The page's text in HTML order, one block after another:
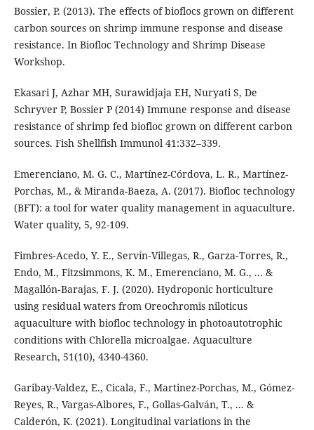
Bossier, P. (2013). The effects of bioflocs grown on different
carbon sources on shrimp immune response and disease
resistance. In Biofloc Technology and Shrimp Disease
Workshop.
Ekasari J, Azhar MH, Surawidjaja EH, Nuryati S, De
Schryver P, Bossier P (2014) Immune response and disease
resistance of shrimp fed biofloc grown on different carbon
sources. Fish Shellfish Immunol 41:332–339.
Emerenciano, M. G. C., Martínez-Córdova, L. R., Martínez-
Porchas, M., & Miranda-Baeza, A. (2017). Biofloc technology
(BFT): a tool for water quality management in aquaculture.
Water quality, 5, 92-109.
Fimbres‐Acedo, Y. E., Servín‐Villegas, R., Garza‐Torres, R.,
Endo, M., Fitzsimmons, K. M., Emerenciano, M. G., ... &
Magallón‐Barajas, F. J. (2020). Hydroponic horticulture
using residual waters from Oreochromis niloticus
aquaculture with biofloc technology in photoautotrophic
conditions with Chlorella microalgae. Aquaculture
Research, 51(10), 4340-4360.
Garibay-Valdez, E., Cicala, F., Martinez-Porchas, M., Gómez-
Reyes, R., Vargas-Albores, F., Gollas-Galván, T., ... &
Calderón, K. (2021). Longitudinal variations in the